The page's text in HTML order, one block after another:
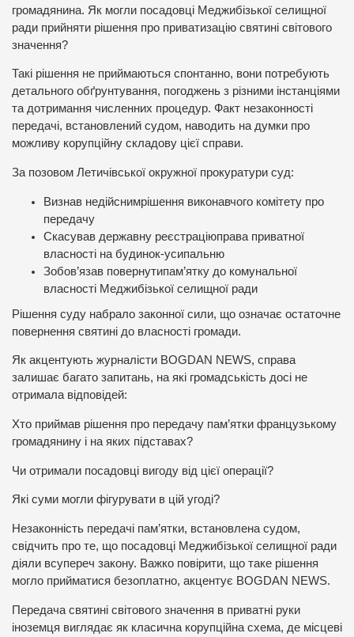
громадянина. Як могли посадовці Меджибізької селищної
ради прийняти рішення про приватизацію святині світового
значення?
Такі рішення не приймаються спонтанно, вони потребують
детального обґрунтування, погоджень з різними інстанціями
та дотримання численних процедур. Факт незаконності
передачі, встановлений судом, наводить на думки про
можливу корупційну складову цієї справи.
За позовом Летичівської окружної прокуратури суд:
Визнав недійснимрішення виконавчого комітету про
передачу
Скасував державну реєстраціюправа приватної
власності на будинок-усипальню
Зобов’язав повернутипам’ятку до комунальної
власності Меджибізької селищної ради
Рішення суду набрало законної сили, що означає остаточне
повернення святині до власності громади.
Як акцентують журналісти BOGDAN NEWS, справа
залишає багато запитань, на які громадськість досі не
отримала відповідей:
Хто приймав рішення про передачу пам’ятки французькому
громадянину і на яких підставах?
Чи отримали посадовці вигоду від цієї операції?
Які суми могли фігурувати в цій угоді?
Незаконність передачі пам’ятки, встановлена судом,
свідчить про те, що посадовці Меджибізької селищної ради
діяли всупереч закону. Важко повірити, що таке рішення
могло прийматися безоплатно, акцентує BOGDAN NEWS.
Передача святині світового значення в приватні руки
іноземця виглядає як класична корупційна схема, де місцеві